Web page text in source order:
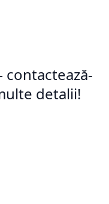
contactează-
detalii!